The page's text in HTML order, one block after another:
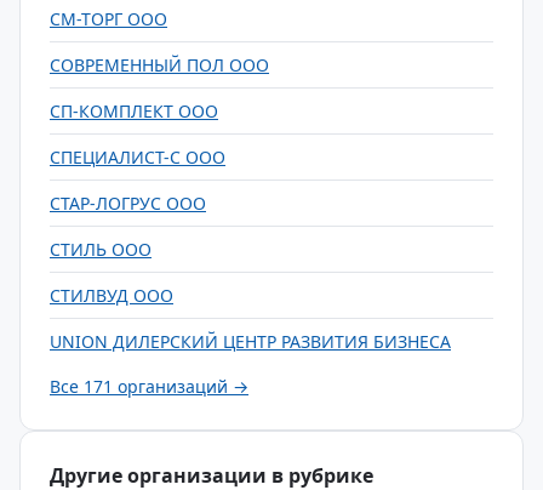
СМ-ТОРГ ООО
СОВРЕМЕННЫЙ ПОЛ ООО
СП-КОМПЛЕКТ ООО
СПЕЦИАЛИСТ-С ООО
СТАР-ЛОГРУС ООО
СТИЛЬ ООО
СТИЛВУД ООО
UNION ДИЛЕРСКИЙ ЦЕНТР РАЗВИТИЯ БИЗНЕСА
Все 171 организаций →
Другие организации в рубрике